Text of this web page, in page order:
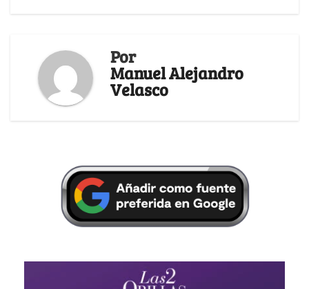
Por
Manuel Alejandro
Velasco